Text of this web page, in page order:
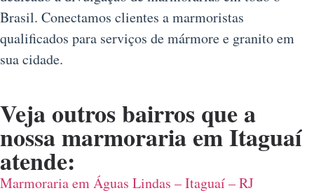
Brasil. Conectamos clientes a marmoristas
qualificados para serviços de mármore e granito em
sua cidade.
Veja outros bairros que a
nossamarmoraria em Itaguaí
atende:
Marmoraria em Águas Lindas – Itaguaí – RJ